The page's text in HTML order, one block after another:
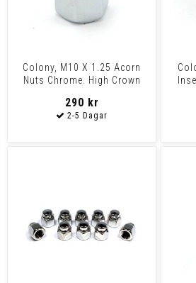
Colony, M10 X 1.25 Acorn
Nuts Chrome. High Crown
290 kr